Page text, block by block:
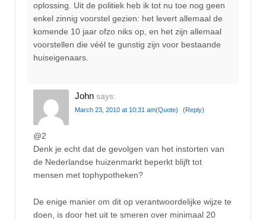
oplossing. Uit de politiek heb ik tot nu toe nog geen
enkel zinnig voorstel gezien: het levert allemaal de
komende 10 jaar ofzo niks op, en het zijn allemaal
voorstellen die véél te gunstig zijn voor bestaande
huiseigenaars.
John says:
March 23, 2010 at 10:31 am(Quote) (Reply)
@2
Denk je echt dat de gevolgen van het instorten van
de Nederlandse huizenmarkt beperkt blijft tot
mensen met tophypotheken?
De enige manier om dit op verantwoordelijke wijze te
doen, is door het uit te smeren over minimaal 20